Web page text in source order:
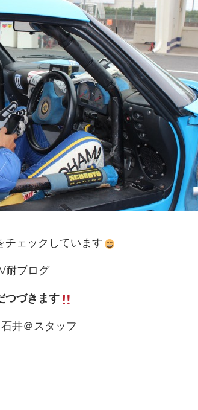
チェックしています
耐ブログ
つづきます
井＠スタッフ